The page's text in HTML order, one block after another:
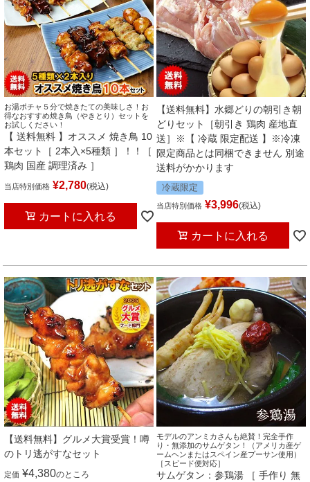
お湯ポチャ５分で焼きたての美味しさ！お
得なおすすめ焼き鳥（やきとり）セットを
お試しください！
【 送料無料 】オススメ 焼き鳥 10
本セット［ 2本入×5種類 ］！！［
鶏肉 国産 調理済み ］
当店特別価格 ¥2,780 税込
カートに入れる
【送料無料】水郷どりの朝引き朝
どりセット［朝引き 鶏肉 産地直
送］※【 冷蔵 限定配送 】※冷凍
限定商品とは同梱できません 別途
送料がかかります
冷蔵限定
当店特別価格 ¥3,996 税込
カートに入れる
【送料無料】グルメ大賞受賞！噂
のトリ逃がすなセット
定価 ¥4,380のところ
モデルのアンミカさんも絶賛！完全手作
り・無添加のサムゲタン！（アメリカ産ゲ
ームヘンまたはスペイン産プーサン使用）
［スピード便対応］
サムゲタン：参鶏湯 ［ 手作り 無